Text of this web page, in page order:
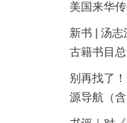
美国来华
新书 | 汤
古籍书目
别再找了
源导航（